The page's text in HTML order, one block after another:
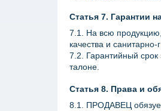
Статья 7. Гарантии
7.1. На всю
качества и
7.2. Гарантийный срок
талоне.
Статья 8. Права и
8.1. ПРОДАВЕЦ